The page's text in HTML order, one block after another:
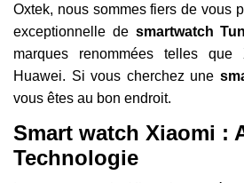
Oxtek, nous sommes fiers de vous
exceptionnelle de smartwatch
marques renommées telles que
Huawei. Si vous cherchez une
vous êtes au bon endroit.
Smart watch Xiaomi :
Technologie